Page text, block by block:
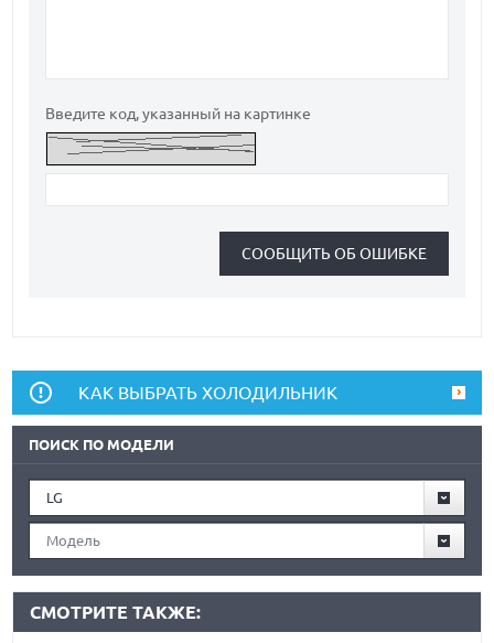
Введите код, указанный на картинке
КАК ВЫБРАТЬ ХОЛОДИЛЬНИК
ПОИСК ПО МОДЕЛИ
LG
Модель
СМОТРИТЕ ТАКЖЕ: